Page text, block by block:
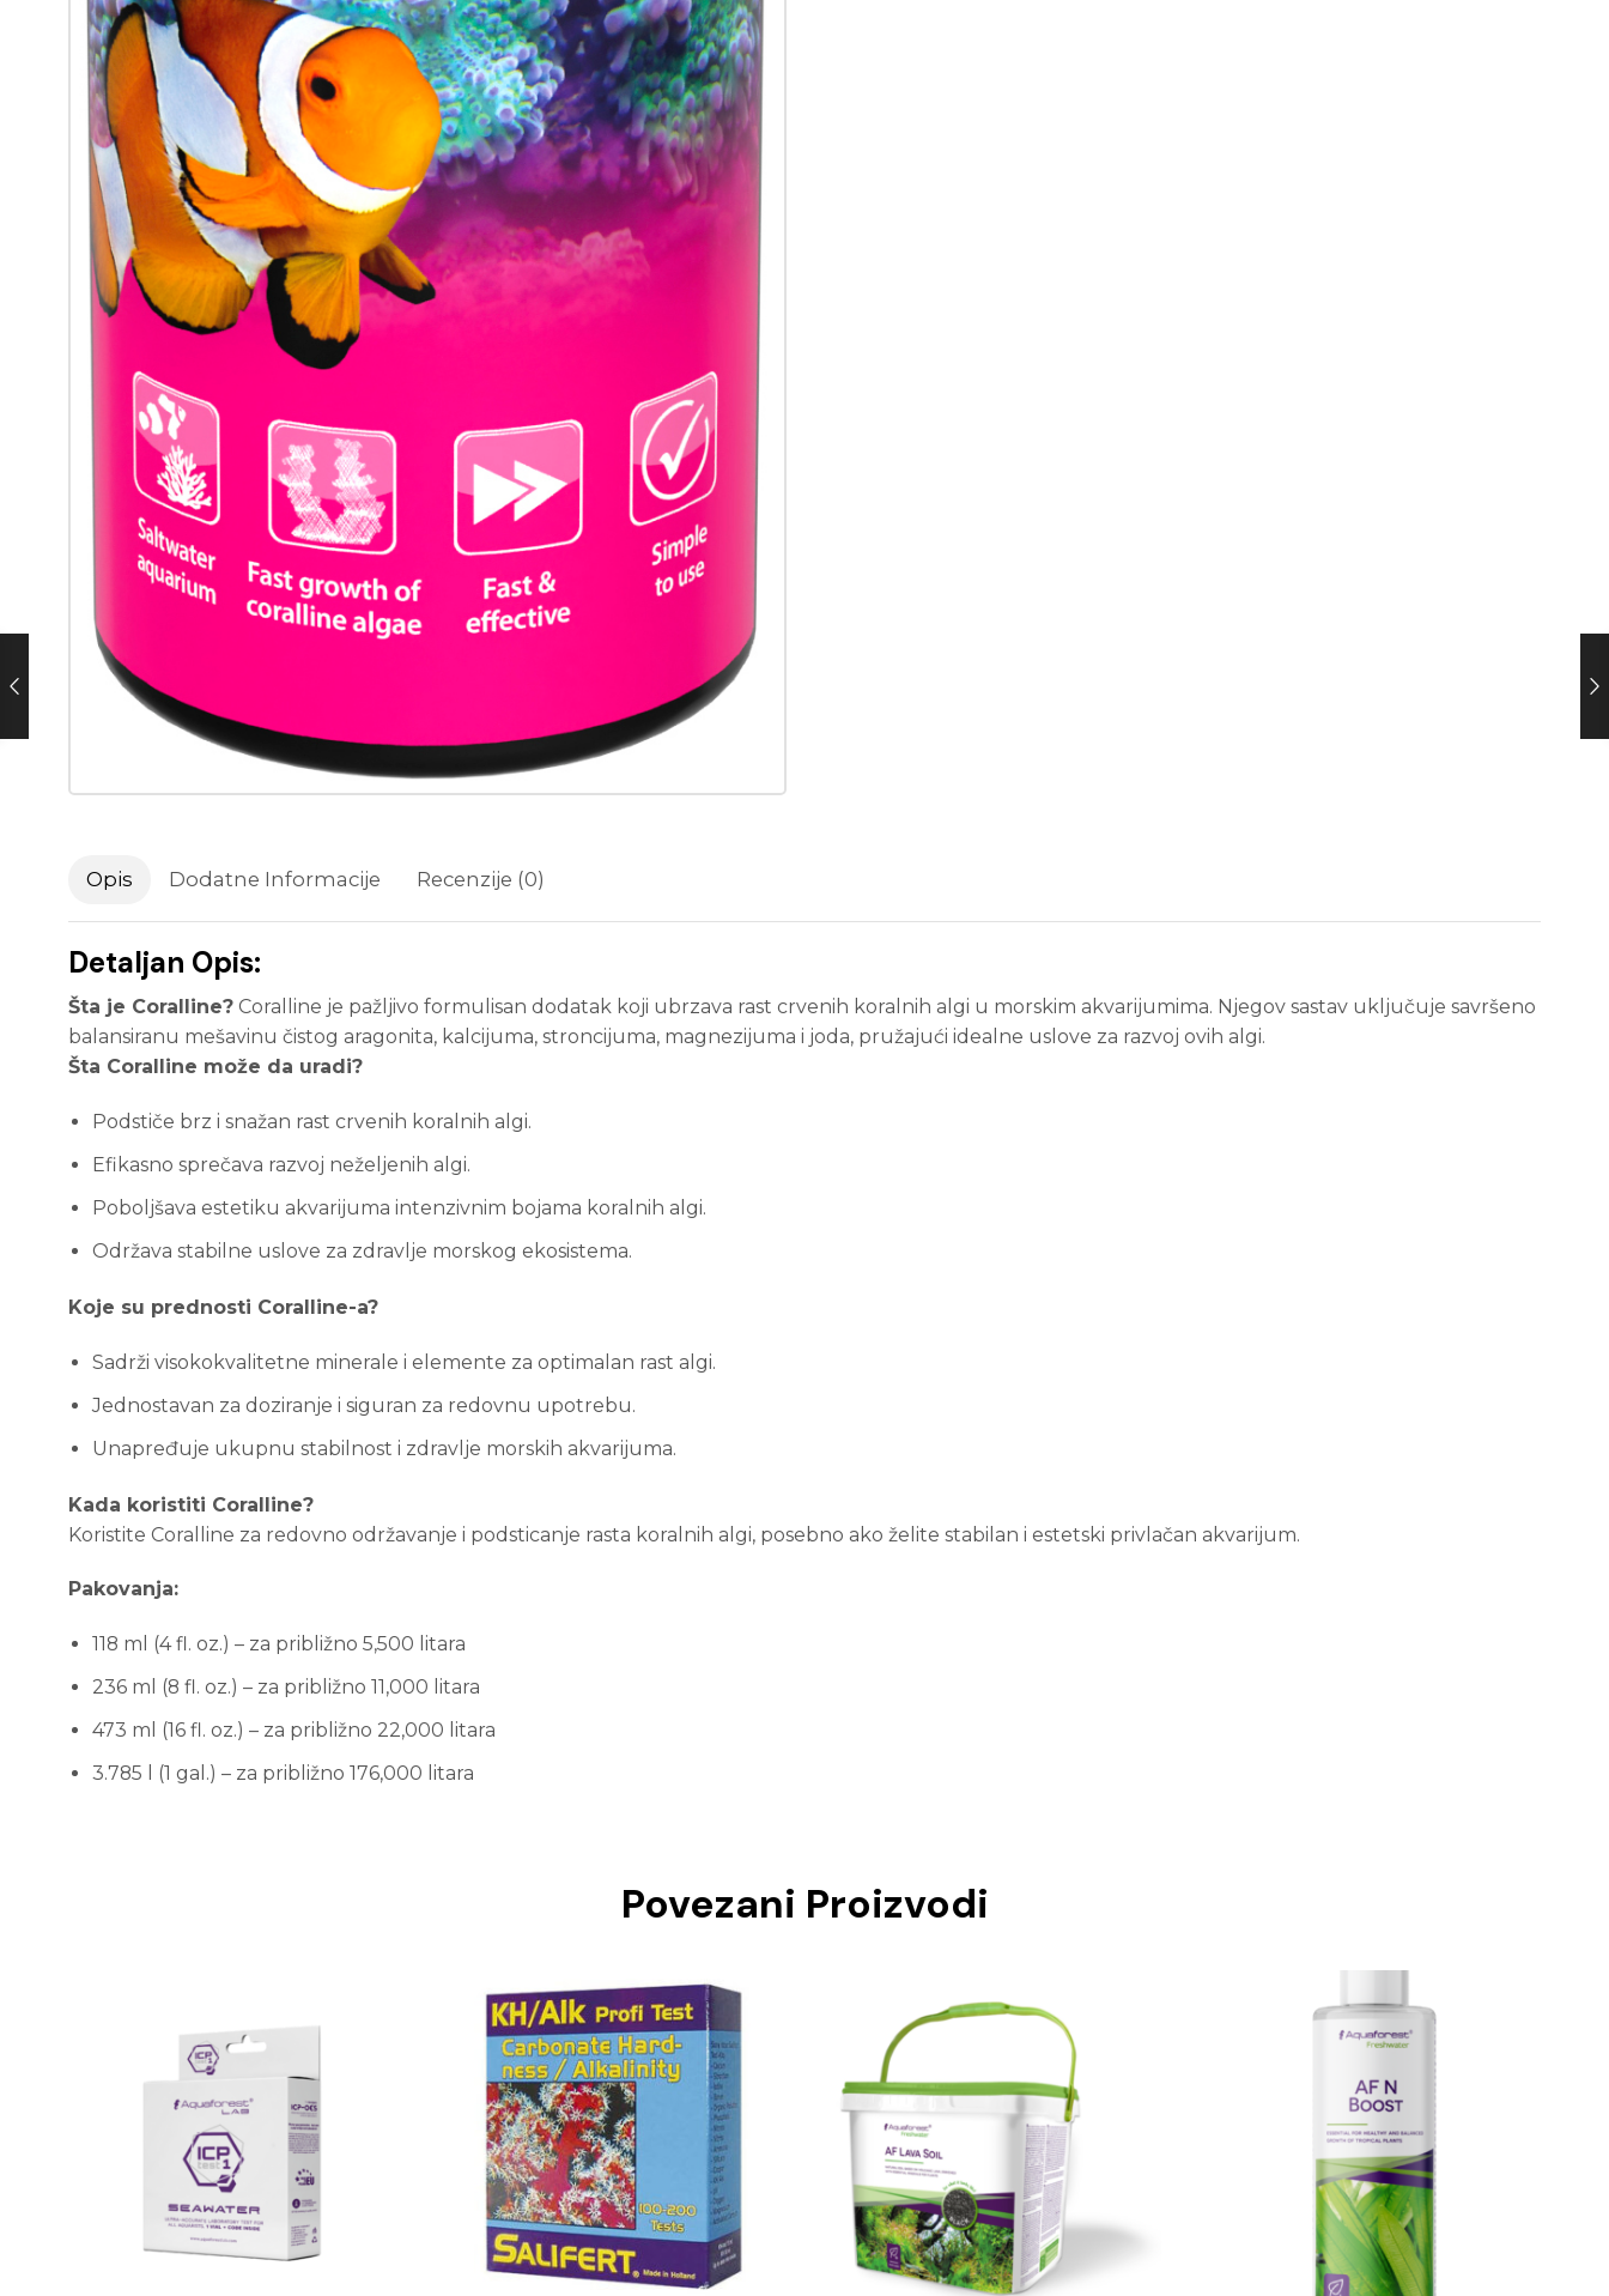
Opis Dodatne Informacije Recenzije (0)
Detaljan Opis:
Šta je Coralline? Coralline je pažljivo formulisan dodatak koji ubrzava rast crvenih koralnih algi u morskim akvarijumima. Njegov sastav uključuje savršeno
balansiranu mešavinu čistog aragonita, kalcijuma, stroncijuma, magnezijuma i joda, pružajući idealne uslove za razvoj ovih algi.
Šta Coralline može da uradi?
Podstiče brz i snažan rast crvenih koralnih algi.
Efikasno sprečava razvoj neželjenih algi.
Poboljšava estetiku akvarijuma intenzivnim bojama koralnih algi.
Održava stabilne uslove za zdravlje morskog ekosistema.
Koje su prednosti Coralline-a?
Sadrži visokokvalitetne minerale i elemente za optimalan rast algi.
Jednostavan za doziranje i siguran za redovnu upotrebu.
Unapređuje ukupnu stabilnost i zdravlje morskih akvarijuma.
Kada koristiti Coralline?
Koristite Coralline za redovno održavanje i podsticanje rasta koralnih algi, posebno ako želite stabilan i estetski privlačan akvarijum.
Pakovanja:
118 ml (4 fl. oz.) – za približno 5,500 litara
236 ml (8 fl. oz.) – za približno 11,000 litara
473 ml (16 fl. oz.) – za približno 22,000 litara
3.785 l (1 gal.) – za približno 176,000 litara
Povezani Proizvodi